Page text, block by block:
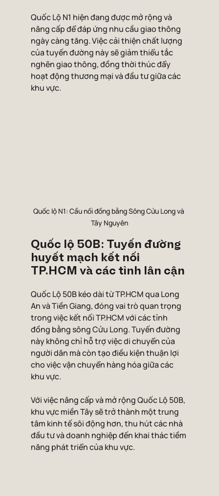
Quốc Lộ N1 hiện đang được mở rộng và
nâng cấp để đáp ứng nhu cầu giao thông
ngày càng tăng. Việc cải thiện chất lượng
của tuyến đường này sẽ giảm thiểu tắc
nghẽn giao thông, đồng thời thúc đẩy
hoạt động thương mại và đầu tư giữa các
khu vực.
Quốc lộ N1: Cầu nối đồng bằng Sông Cửu Long và
Tây Nguyên
Quốc lộ 50B: Tuyến đường
huyết mạch kết nối
TP.HCM và các tỉnh lân cận
Quốc Lộ 50B kéo dài từ TP.HCM qua Long
An và Tiền Giang, đóng vai trò quan trọng
trong việc kết nối TP.HCM với các tỉnh
đồng bằng sông Cửu Long. Tuyến đường
này không chỉ hỗ trợ việc di chuyển của
người dân mà còn tạo điều kiện thuận lợi
cho việc vận chuyển hàng hóa giữa các
khu vực.
Với việc nâng cấp và mở rộng Quốc Lộ 50B,
khu vực miền Tây sẽ trở thành một trung
tâm kinh tế sôi động hơn, thu hút các nhà
đầu tư và doanh nghiệp đến khai thác tiềm
năng phát triển của khu vực.